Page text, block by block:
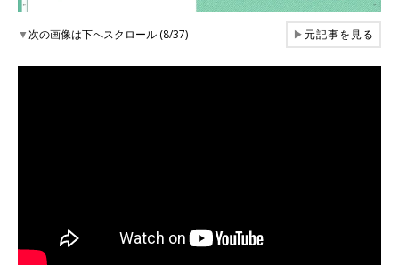
▼次の画像は下へスクロール (8/37) ▶元記事を見る